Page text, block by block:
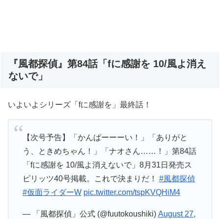
『風都探偵』第84話「fに感謝を 10/風よ消え
ないで」
いよいよシリーズ「fに感謝を」最終話！
【次号予告】「かんぱーーーい！」「ありがと
う、ときめちゃん！」「ナオさん……！」第84話
「fに感謝を 10/風よ消えないで」8月31日発売ス
ピリッツ40号掲載。これで決まりだ！ #風都探偵
#仮面ライダーW pic.twitter.com/tspKVQHiM4
— 「風都探偵」公式 (@fuutokoushiki) August 27,